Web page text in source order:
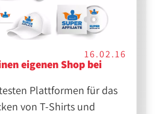
16.02.16
eigenen Shop bei
Plattformen für das
von T-Shirts und